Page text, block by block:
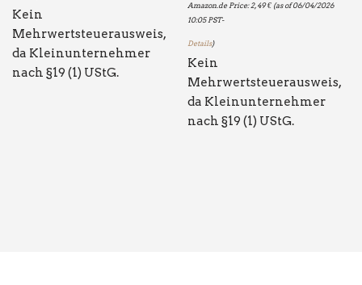
Kein
Mehrwertsteuerausweis,
da Kleinunternehmer
nach §19 (1) UStG.
Amazon.de Price:2,49€ (as of 06/04/2026
10:05 PST-
Details)
Kein
Mehrwertsteuerausweis,
da Kleinunternehmer
nach §19 (1) UStG.